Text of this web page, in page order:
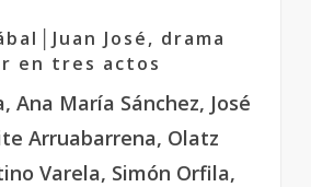
José, drama
en tres actos
Ana María Sánchez, José
Arruabarrena, Olatz
Varela, Simón Orfila,